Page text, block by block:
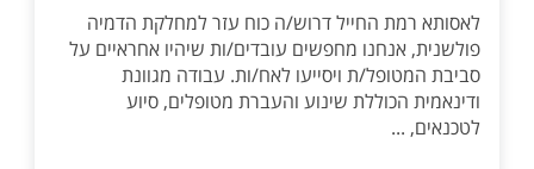
לאסותא רמת החייל דרוש/ה כוח עזר למחלקת הדמיה
פולשנית, אנחנו מחפשים עובדים/ות שיהיו אחראיים על
סביבת המטופל/ת ויסייעו לאח/ות. עבודה מגוונת
ודינאמית הכוללת שינוע והעברת מטופלים, סיוע
לטכנאים, ...